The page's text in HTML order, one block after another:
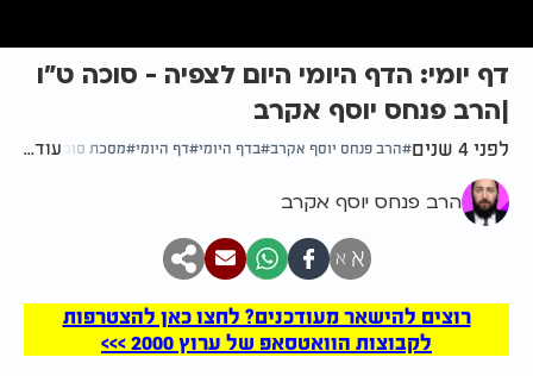
דף יומי: הדף היומי היום לצפיה - סוכה ט"ו
|הרב פנחס יוסף אקרב
לפני 4 שנים הרב פנחס יוסף אקרב בדף היומי דף היומי מסכת סוכה דף ט"ו
עוד...
הרב פנחס יוסף אקרב
א א
רוצים להישאר מעודכנים? לחצו כאן להצטרפות
לקבוצות הוואטסאפ של ערוץ 2000 >>>